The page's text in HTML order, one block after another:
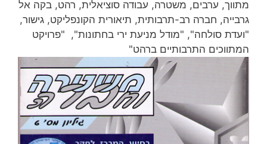
מתווך, ערבים, משטרה, עבודה סוציאלית, רהט, בקה אל
גרבייה, חברה רב-תרבותית, תיאורית הקונפליקט, גישור,
"ועדת סולחה", "מודל מניעת ירי בחתונות", "פרויקט
המתווכים התרבותיים ברהט"